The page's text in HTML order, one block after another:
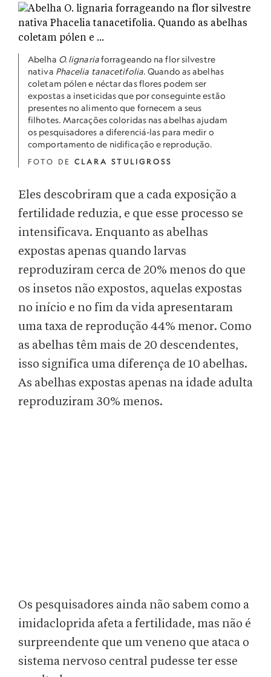
Abelha O. lignariaforrageando na flor silvestre
nativa Phacelia tanacetifolia. Quando as abelhas
coletam pólen e néctar das flores podem ser
expostas a inseticidas que por conseguinte estão
presentes no alimento que fornecem a seus
filhotes. Marcações coloridas nas abelhas ajudam
os pesquisadores a diferenciá-las para medir o
comportamento de nidificação e reprodução.
FOTO DE CLARA STULIGROSS
Eles descobriram que a cada exposição a
fertilidade reduzia, e que esse processo se
intensificava. Enquanto as abelhas
expostas apenas quando larvas
reproduziram cerca de 20% menos do que
os insetos não expostos, aquelas expostas
no início e no fim da vida apresentaram
uma taxa de reprodução 44% menor. Como
as abelhas têm mais de 20 descendentes,
isso significa uma diferença de 10 abelhas.
As abelhas expostas apenas na idade adulta
reproduziram 30% menos.
Os pesquisadores ainda não sabem como a
imidacloprida afeta a fertilidade, mas não é
surpreendente que um veneno que ataca o
sistema nervoso central pudesse ter esse